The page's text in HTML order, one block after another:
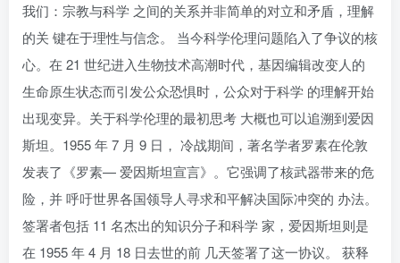
我们：宗教与科学 之间的关系并非简单的对立和矛盾，理解
的关 键在于理性与信念。 当今科学伦理问题陷入了争议的核
心。在 21 世纪进入生物技术高潮时代，基因编辑改变人的
生命原生状态而引发公众恐惧时，公众对于科学 的理解开始
出现变异。关于科学伦理的最初思考 大概也可以追溯到爱因
斯坦。1955 年 7 月 9 日， 冷战期间，著名学者罗素在伦敦
发表了《罗素— 爱因斯坦宣言》。它强调了核武器带来的危
险，并 呼吁世界各国领导人寻求和平解决国际冲突的 办法。
签署者包括 11 名杰出的知识分子和科学 家，爱因斯坦则是
在 1955 年 4 月 18 日去世的前 几天签署了这一协议。 获释